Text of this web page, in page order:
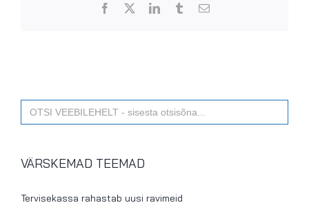
Facebook LinkedInTumblrEmail
Search
for:
VÄRSKEMAD TEEMAD
Tervisekassa rahastab uusi ravimeid